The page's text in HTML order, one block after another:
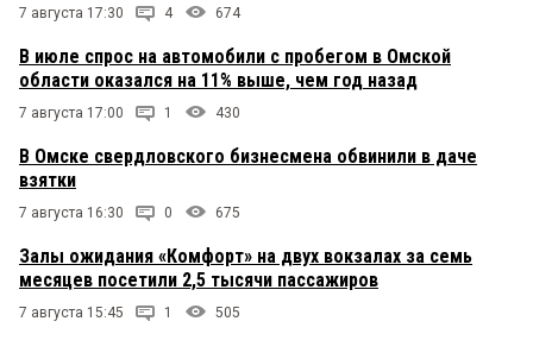
7 августа 17:30 4 674
В июле спрос на автомобили с пробегом в Омской
области оказался на 11% выше, чем год назад
7 августа 17:00 1 430
В Омске свердловского бизнесмена обвинили в даче
взятки
7 августа 16:30 0 675
Залы ожидания «Комфорт» на двух вокзалах за семь
месяцев посетили 2,5 тысячи пассажиров
7 августа 15:45 1 505